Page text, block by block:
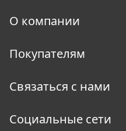
О компании
Покупателям
Связаться с нами
Социальные сети